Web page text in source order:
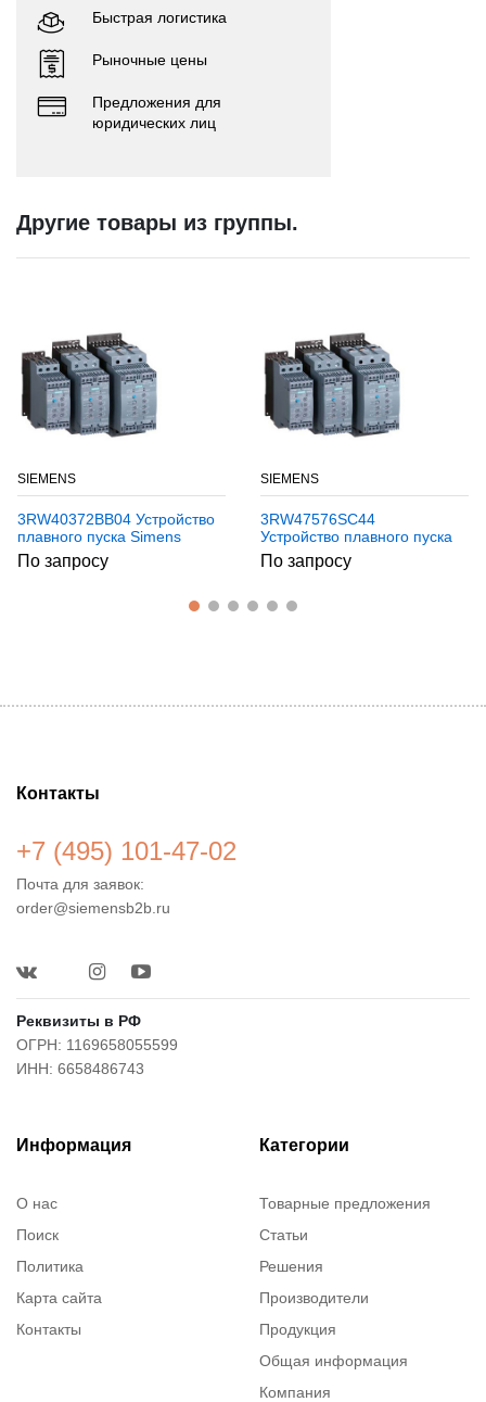
Быстрая логистика
Рыночные цены
Предложения для
юридических лиц
Другие товары из группы.
SIEMENS
3RW40372BB04 Устройство
плавного пуска Simens
По запросу
SIEMENS
3RW47576SC44
Устройство плавного пуска
Simens
По запросу
Контакты
+7 (495) 101-47-02
Почта для заявок:
order@siemensb2b.ru
Реквизиты в РФ
ОГРН: 1169658055599
ИНН: 6658486743
Информация
О нас
Поиск
Политика
Карта сайта
Контакты
Категории
Товарные предложения
Статьи
Решения
Производители
Продукция
Общая информация
Компания